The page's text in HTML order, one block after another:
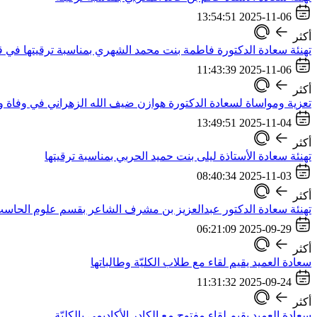
2025-11-06 13:54:51
أكثر
تهنئة سعادة الدكتورة فاطمة بنت محمد الشهري بمناسبة ترقيتها في
2025-11-06 11:43:39
أكثر
تعزية ومواساة لسعادة الدكتورة هوازن ضيف الله الزهراني في وفاة
2025-11-04 13:49:51
أكثر
تهنئة سعادة الأستاذة ليلى بنت حميد الحربي بمناسبة ترقيتها
2025-11-03 08:40:34
أكثر
تهنئة سعادة الدكتور عبدالعزيز بن مشرف الشاعر بقسم علوم
2025-09-29 06:21:09
أكثر
سعادة العميد يقيم لقاء مع طلاب الكليّة وطالباتها
2025-09-24 11:31:32
أكثر